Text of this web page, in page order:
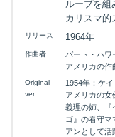
ループを組
カリスマ的
リリース 1964年
作曲者
バート・ハワ
アメリカの作
Original
ver.
1954年：ケ
アメリカの女
義理の姉、『
ゴ』の看守マ
アンとして活